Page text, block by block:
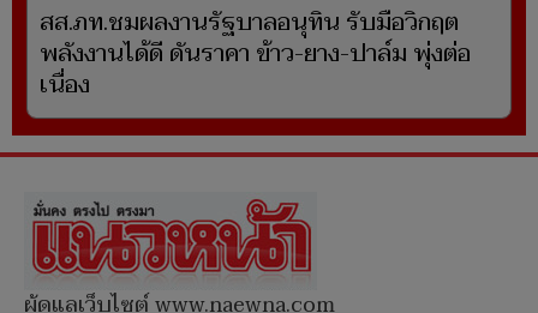
สส.ภท.ชมผลงานรัฐบาลอนุทิน รับมือวิกฤต
พลังงานได้ดี ดันราคา ข้าว-ยาง-ปาล์ม พุ่งต่อ
เนื่อง
ผู้ดูแลเว็บไซต์ www.naewna.com